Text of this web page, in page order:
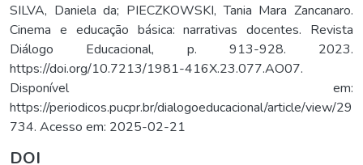
SILVA, Daniela da; PIECZKOWSKI, Tania Mara Zancanaro.
Cinema e educação básica: narrativas docentes. Revista
Diálogo Educacional, p. 913-928. 2023.
https://doi.org/10.7213/1981-416X.23.077.AO07.
Disponível em:
https://periodicos.pucpr.br/dialogoeducacional/article/view/29
734. Acesso em: 2025-02-21
DOI